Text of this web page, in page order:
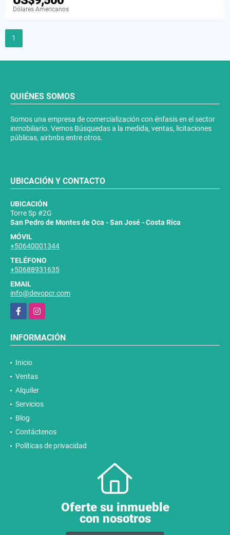
Dólares Americanos
1
QUIÉNES SOMOS
Somos una empresa de comercialización con énfasis en el sector
inmobiliario. Vemos Búsquedas a la medida, ventas, licitaciones
públicas, airbnbs entre otros.
UBICACIÓN Y CONTACTO
UBICACIÓN
Torre Sp #2G
San Pedro de Montes de Oca - San José - Costa Rica
MÓVIL
+50640001344
TELÉFONO
+50688931635
EMAIL
info@devopcr.com
FacebookInstagram
INFORMACIÓN
Inicio
Ventas
Alquiler
Servicios
Blog
Contáctenos
Políticas de privacidad
Oferte su inmueble
con nosotros